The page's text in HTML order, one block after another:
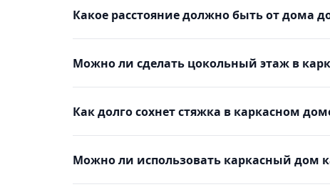
Какое расстояние должно быть от дома
Можно ли сделать цокольный этаж в
Как долго сохнет стяжка в каркасном
Можно ли использовать каркасный дом